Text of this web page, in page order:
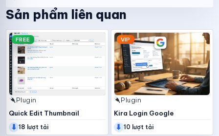
Sản phẩm liên quan
FREE
Plugin
Quick Edit Thumbnail
⬇ 18 lượt tải
VIP
Plugin
Kira Login Google
⬇ 10 lượt tải